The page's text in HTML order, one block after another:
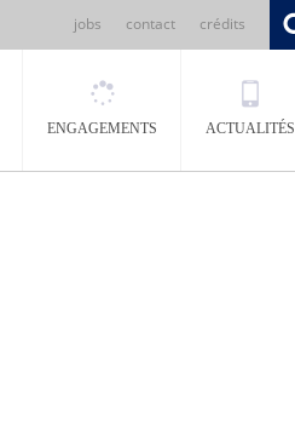
jobs contact crédits
ENGAGEMENTS ACTUALITÉS